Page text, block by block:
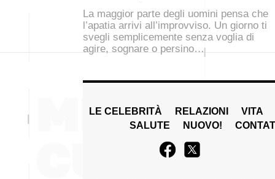
La maggior parte degli uomini pensa che
l’apatia arrivi all’improvviso. Un giorno ti
svegli semplicemente senza voglia di
agire, sognare o persino…
LE CELEBRITÀ RELAZIONI
VITA
SALUTE
NUOVO!